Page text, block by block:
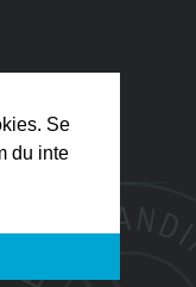
Se
du inte